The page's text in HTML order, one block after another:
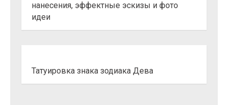
нанесения, эффектные эскизы и фото
идеи
Татуировка знака зодиака Дева